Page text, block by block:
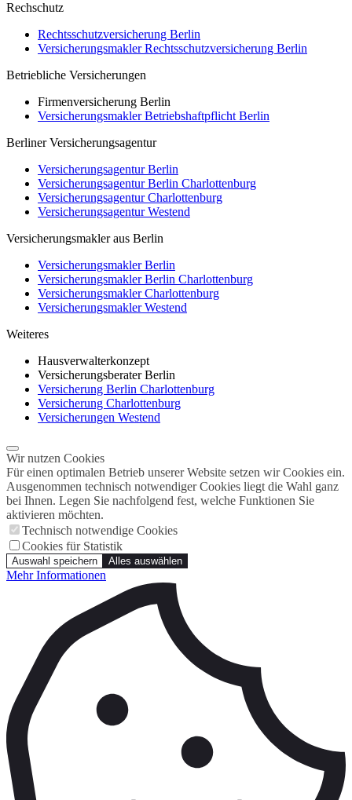
Rechschutz
Rechtsschutzversicherung Berlin
Versicherungsmakler Rechtsschutzversicherung Berlin
Betriebliche Versicherungen
Firmenversicherung Berlin
Versicherungsmakler Betriebshaftpflicht Berlin
Berliner Versicherungsagentur
Versicherungsagentur Berlin
Versicherungsagentur Berlin Charlottenburg
Versicherungsagentur Charlottenburg
Versicherungsagentur Westend
Versicherungsmakler aus Berlin
Versicherungsmakler Berlin
Versicherungsmakler Berlin Charlottenburg
Versicherungsmakler Charlottenburg
Versicherungsmakler Westend
Weiteres
Hausverwalterkonzept
Versicherungsberater Berlin
Versicherung Berlin Charlottenburg
Versicherung Charlottenburg
Versicherungen Westend
Wir nutzen Cookies
Für einen optimalen Betrieb unserer Website setzen wir Cookies ein.
Ausgenommen technisch notwendiger Cookies liegt die Wahl ganz
bei Ihnen. Legen Sie nachfolgend fest, welche Funktionen Sie
aktivieren möchten.
Technisch notwendige Cookies
Cookies für Statistik
Auswahl speichern Alles auswählen
Mehr Informationen